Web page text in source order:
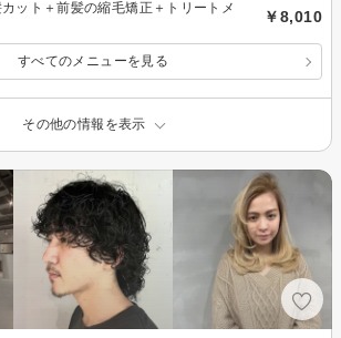
ット＋前髪の縮毛矯正＋トリートメ
￥8,010
すべてのメニューを見る
その他の情報を表示